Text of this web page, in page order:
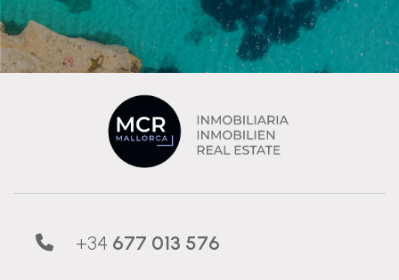
+34 677 013 576